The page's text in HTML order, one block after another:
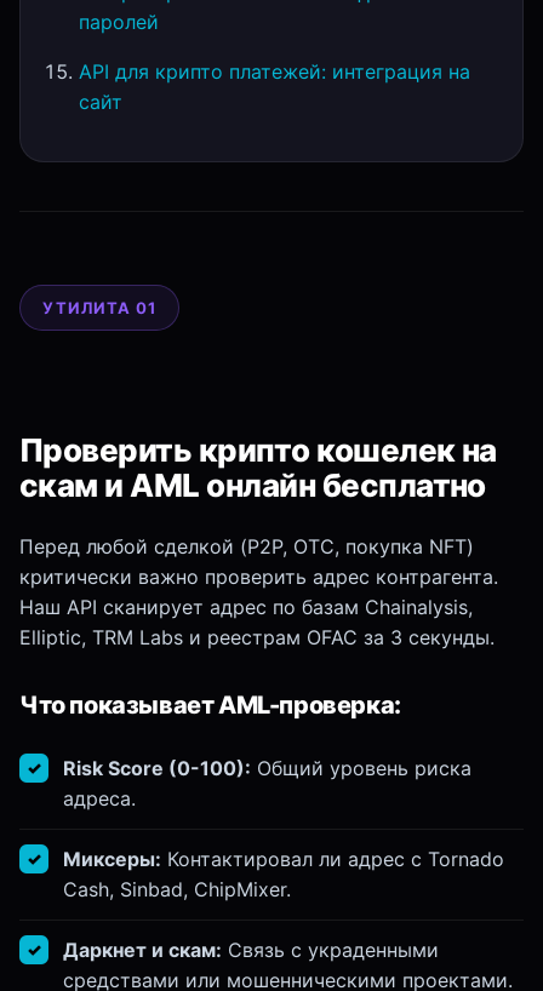
паролей
API для крипто платежей: интеграция на
сайт
УТИЛИТА 01
Проверить крипто кошелек на
скам и AML онлайн бесплатно
Перед любой сделкой (P2P, OTC, покупка NFT)
критически важно проверить адрес контрагента.
Наш API сканирует адрес по базам Chainalysis,
Elliptic, TRM Labs и реестрам OFAC за 3 секунды.
Что показывает AML-проверка:
Risk Score (0-100): Общий уровень риска
адреса.
Миксеры: Контактировал ли адрес с Tornado
Cash, Sinbad, ChipMixer.
Даркнет и скам: Связь с украденными
средствами или мошенническими проектами.